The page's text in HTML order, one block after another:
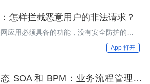
怎样拦截恶意用户的非法请求？
应用必须具备的功能，没有安全防护的应
App 打开
SOA 和 BPM：业务流程管理和